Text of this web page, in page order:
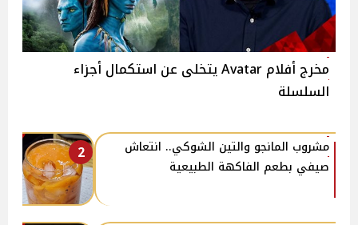
مخرج أفلام Avatar يتخلى عن استكمال أجزاء
السلسلة
2
مشروب المانجو والتين الشوكي.. انتعاش
صيفي بطعم الفاكهة الطبيعية